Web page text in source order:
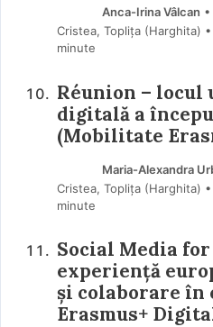
Anca-Irina Vâlcan
Cristea, Toplița (Harghita) •
minute
Réunion – locul
digitală a
(Mobilitate
Maria-Alexandra
Cristea, Toplița (Harghita) •
minute
Social Media for
experiență
și colaborare
Erasmus+